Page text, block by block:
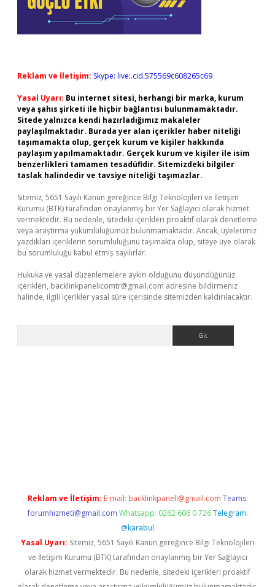
Reklam ve İletişim: Skype: live:.cid.575569c608265c69
Yasal Uyarı: Bu internet sitesi, herhangi bir marka, kurum
veya şahıs şirketi ile hiçbir bağlantısı bulunmamaktadır.
Sitede yalnızca kendi hazırladığımız makaleler
paylaşılmaktadır. Burada yer alan içerikler haber niteliği
taşımamakta olup, gerçek kurum ve kişiler hakkında
paylaşım yapılmamaktadır. Gerçek kurum ve kişiler ile isim
benzerlikleri tamamen tesadüfidir. Sitemizdeki bilgiler
taslak halindedir ve tavsiye niteliği taşımazlar.
Sitemiz, 5651 Sayılı Kanun gereğince Bilgi Teknolojileri ve İletişim
Kurumu (BTK) tarafından onaylanmış bir Yer Sağlayıcı olarak hizmet
vermektedir. Bu nedenle, sitedeki içerikleri proaktif olarak denetleme
veya araştırma yükümlülüğümüz bulunmamaktadır. Ancak, üyelerimiz
yazdıkları içeriklerin sorumluluğunu taşımakta olup, siteye üye olarak
bu sorumluluğu kabul etmiş sayılırlar.
Hukuka ve yasal düzenlemelere aykırı olduğunu düşündüğünüz
içerikleri, backlinkpanelicomtr@gmail.com adresine bildirmeniz
halinde, ilgili içerikler yasal süre içerisinde sitemizden kaldırılacaktır.
Reklam ve İletişim: E-mail: backlinkpaneli@gmail.com Teams:
forumhizmeti@gmail.com Whatsapp: 0262 606 0 726 Telegram:
@karabul
Yasal Uyarı: Sitemiz, 5651 Sayılı Kanun gereğince Bilgi Teknolojileri
ve İletişim Kurumu (BTK) tarafından onaylanmış bir Yer Sağlayıcı
olarak hizmet vermektedir. Bu nedenle, sitedeki içerikleri proaktif